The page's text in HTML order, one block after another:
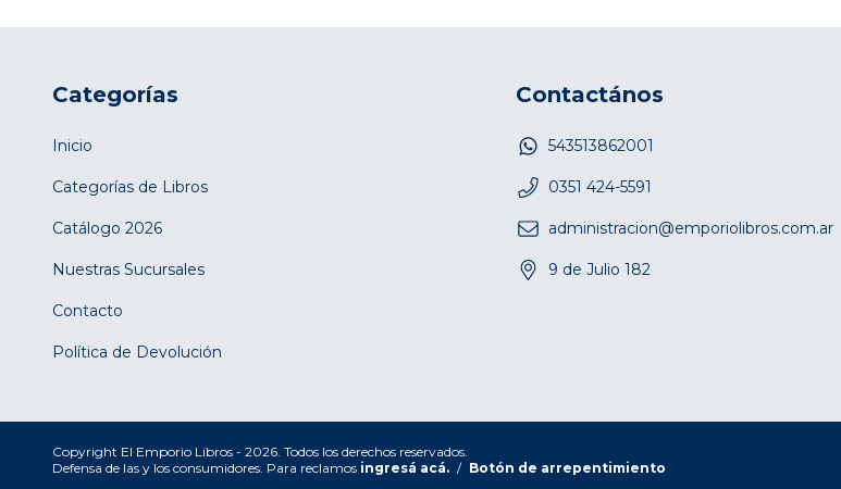
Categorías
Inicio
Categorías de Libros
Catálogo 2026
Nuestras Sucursales
Contacto
Política de Devolución
Contactános
543513862001
0351 424-5591
administracion@emporiolibros.com.ar
9 de Julio 182
Copyright El Emporio Libros - 2026. Todos los derechos reservados.
Defensa de las y los consumidores. Para reclamos ingresá acá. / Botón de arrepentimiento